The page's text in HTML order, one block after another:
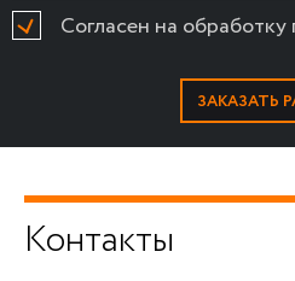
Согласен на
Контакты